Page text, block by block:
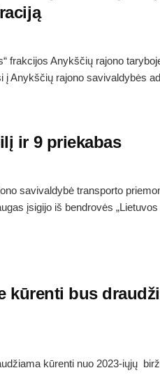
frakcijos Anykščių rajono
Anykščių rajono savivaldybės
ir 9 priekabas
savivaldybė transporto
įsigijo iš bendrovės „Lietuvos
kūrenti bus
kūrenti nuo 2023-iųjų